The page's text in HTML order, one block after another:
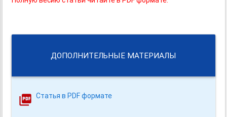
ДОПОЛНИТЕЛЬНЫЕ МАТЕРИАЛЫ
Статья в PDF формате